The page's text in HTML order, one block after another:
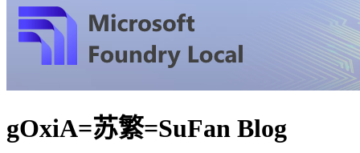
gOxiA=苏繁=SuFan Blog